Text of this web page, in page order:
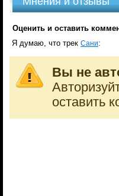
Оценить и оставить
Я думаю, что трек Сани:
Вы не
оставить